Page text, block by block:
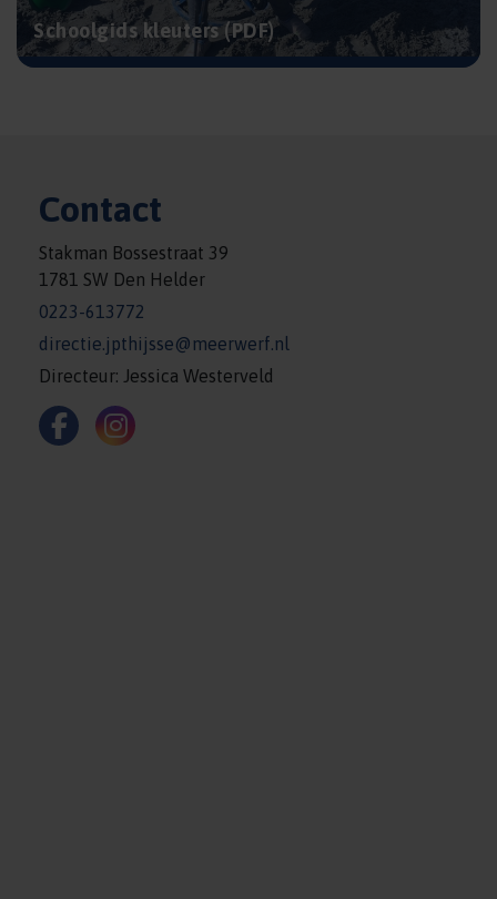
Schoolgids kleuters (PDF)
Contact
Stakman Bossestraat 39
1781 SW Den Helder
0223-613772
directie.jpthijsse@meerwerf.nl
Directeur: Jessica Westerveld